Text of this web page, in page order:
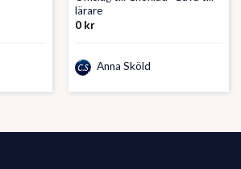
lärare
0 kr
Anna Sköld